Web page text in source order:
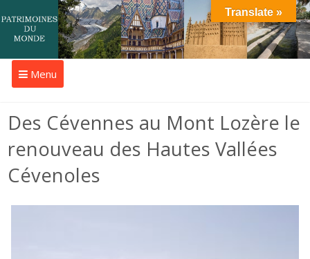
Menu
Des Cévennes au Mont Lozère le
renouveau des Hautes Vallées
Cévenoles
Translate »